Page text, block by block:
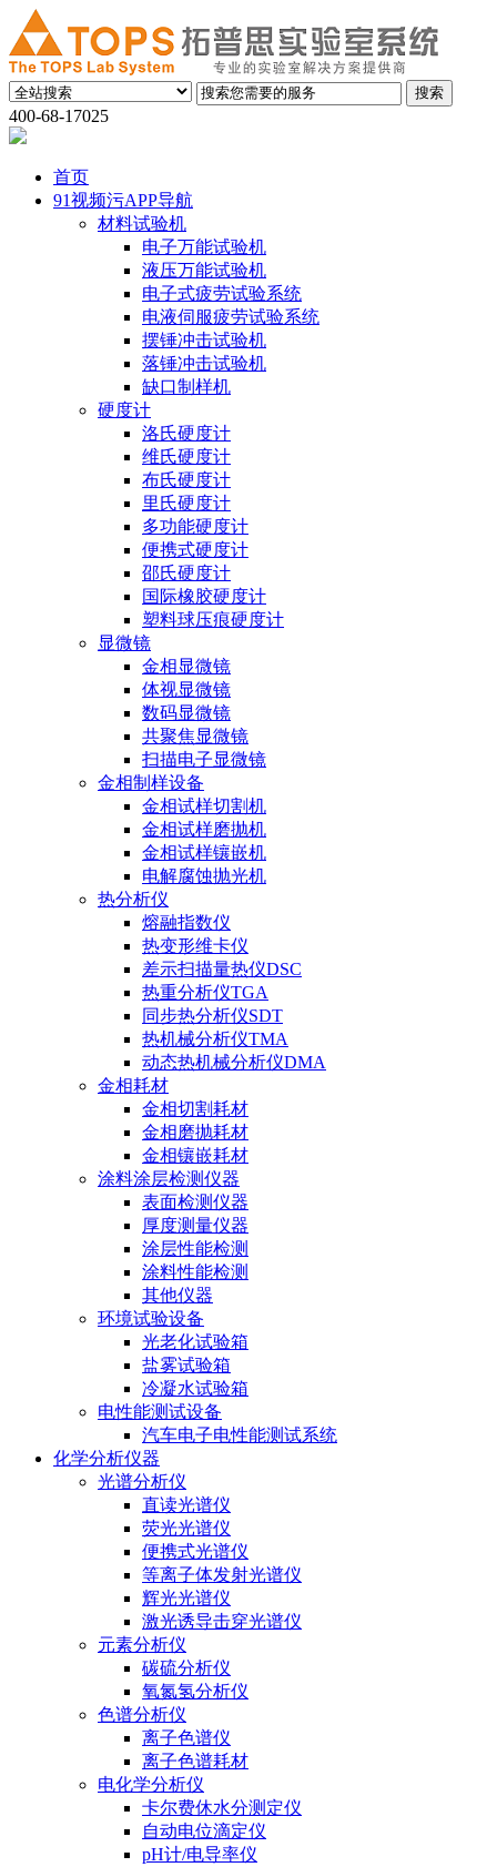
400-68-17025
首页
91视频污APP导航
材料试验机
电子万能试验机
液压万能试验机
电子式疲劳试验系统
电液伺服疲劳试验系统
摆锤冲击试验机
落锤冲击试验机
缺口制样机
硬度计
洛氏硬度计
维氏硬度计
布氏硬度计
里氏硬度计
多功能硬度计
便携式硬度计
邵氏硬度计
国际橡胶硬度计
塑料球压痕硬度计
显微镜
金相显微镜
体视显微镜
数码显微镜
共聚焦显微镜
扫描电子显微镜
金相制样设备
金相试样切割机
金相试样磨抛机
金相试样镶嵌机
电解腐蚀抛光机
热分析仪
熔融指数仪
热变形维卡仪
差示扫描量热仪DSC
热重分析仪TGA
同步热分析仪SDT
热机械分析仪TMA
动态热机械分析仪DMA
金相耗材
金相切割耗材
金相磨抛耗材
金相镶嵌耗材
涂料涂层检测仪器
表面检测仪器
厚度测量仪器
涂层性能检测
涂料性能检测
其他仪器
环境试验设备
光老化试验箱
盐雾试验箱
冷凝水试验箱
电性能测试设备
汽车电子电性能测试系统
化学分析仪器
光谱分析仪
直读光谱仪
荧光光谱仪
便携式光谱仪
等离子体发射光谱仪
辉光光谱仪
激光诱导击穿光谱仪
元素分析仪
碳硫分析仪
氧氮氢分析仪
色谱分析仪
离子色谱仪
离子色谱耗材
电化学分析仪
卡尔费休水分测定仪
自动电位滴定仪
pH计/电导率仪